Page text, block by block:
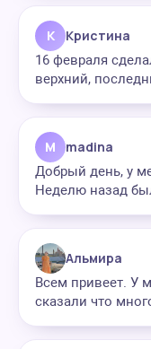
К Кристина
16 февраля
верхний,
M madina
Добрый день, у
Неделю назад
Альмира
Всем привеет. У
сказали что